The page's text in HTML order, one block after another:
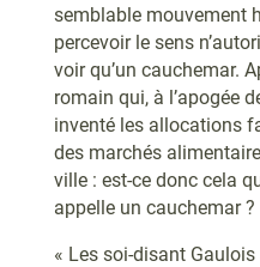
semblable mouvement
percevoir le sens
voir qu’un cauchemar.
romain qui, à l’apogée
inventé les allocations
des marchés
ville : est-ce donc cela
appelle un cauchemar ?
« Les soi-disant